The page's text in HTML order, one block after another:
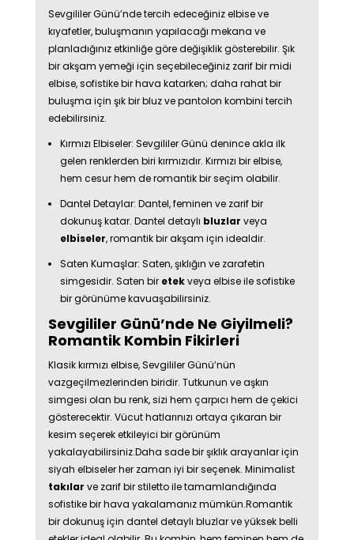
Sevgililer Günü’nde tercih edeceğiniz elbise ve
kıyafetler, buluşmanın yapılacağı mekana ve
planladığınız etkinliğe göre değişiklik gösterebilir. Şık
bir akşam yemeği için seçebileceğiniz zarif bir midi
elbise, sofistike bir hava katarken; daha rahat bir
buluşma için şık bir bluz ve pantolon kombini tercih
edebilirsiniz.
Kırmızı Elbiseler: Sevgililer Günü denince akla ilk
gelen renklerden biri kırmızıdır. Kırmızı bir elbise,
hem cesur hem de romantik bir seçim olabilir.
Dantel Detaylar: Dantel, feminen ve zarif bir
dokunuş katar. Dantel detaylı bluzlar veya
elbiseler, romantik bir akşam için idealdir.
Saten Kumaşlar: Saten, şıklığın ve zarafetin
simgesidir. Saten bir etekveya elbise ile sofistike
bir görünüme kavuaşabilirsiniz.
Sevgililer Günü’nde Ne Giyilmeli?
Romantik Kombin Fikirleri
Klasik kırmızı elbise, Sevgililer Günü’nün
vazgeçilmezlerinden biridir. Tutkunun ve aşkın
simgesi olan bu renk, sizi hem çarpıcı hem de çekici
gösterecektir. Vücut hatlarınızı ortaya çıkaran bir
kesim seçerek etkileyici bir görünüm
yakalayabilirsiniz.Daha sade bir şıklık arayanlar için
siyah elbiseler her zaman iyi bir seçenek. Minimalist
takılarve zarif bir stiletto ile tamamlandığında
sofistike bir hava yakalamanız mümkün.Romantik
bir dokunuş için dantel detaylı bluzlar ve yüksek belli